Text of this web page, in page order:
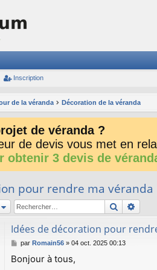
Inscription
de la véranda Décoration de la véranda
de véranda ?
de devis vous met en
obtenir 3 devis de
pour rendre ma
Idées de décoration pour
M
s
par Romain56» 04 oct. 2025 00:13
Bonjour à tous,